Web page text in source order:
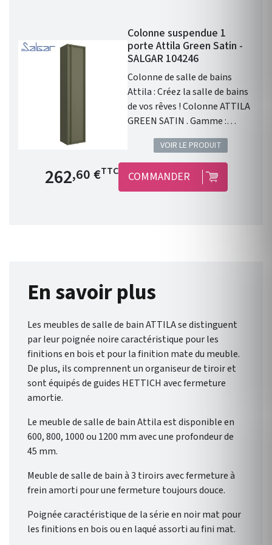
Colonne suspendue 1
porte Attila Green Satin -
SALGAR 104246
Colonne de salle de bains
Attila : Créez la salle de bains
de vos rêves ! Colonne ATTILA
GREEN SATIN . Gamme :
ATTILA . Portes : 1 porte.
Poignée intégrée . Finition
extérieure : Green Satin .
Fabriqué en Espagne.
Dimensions (mm) : Haut. 1400
Composez la salle de bains qui
reflète votre style grâce à une
éclatantes.
VOIR LE PRODUIT
Prix de base
262,60 €TTC COMMANDER
En savoir plus
Les meubles de salle de bain ATTILA se distinguent
par leur poignée noire caractéristique pour les
finitions en bois et pour la finition mate du meuble.
De plus, ils comprennent un organiseur de tiroir et
sont équipés de guides HETTICH avec fermeture
amortie.
Le meuble de salle de bain Attila est disponible en
600, 800, 1000 ou 1200 mm avec une profondeur de
45 mm.
Meuble de salle de bain à 3 tiroirs avec fermeture à
frein amorti pour une fermeture toujours douce.
Poignée caractéristique de la série en noir mat pour
les finitions en bois ou en laqué assorti au fini mat.